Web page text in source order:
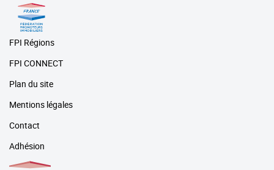
FPI Régions
FPI CONNECT
Plan du site
Mentions légales
Contact
Adhésion